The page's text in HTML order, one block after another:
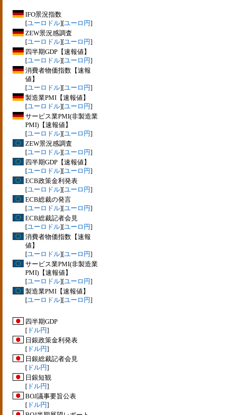
IFO景況指数
[ユーロドル][ユーロ円]
ZEW景況感調査
[ユーロドル][ユーロ円]
四半期GDP【速報値】
[ユーロドル][ユーロ円]
消費者物価指数【速報
値】
[ユーロドル][ユーロ円]
製造業PMI【速報値】
[ユーロドル][ユーロ円]
サービス業PMI(非製造業
PMI)【速報値】
[ユーロドル][ユーロ円]
ZEW景況感調査
[ユーロドル][ユーロ円]
四半期GDP【速報値】
[ユーロドル][ユーロ円]
ECB政策金利発表
[ユーロドル][ユーロ円]
ECB総裁の発言
[ユーロドル][ユーロ円]
ECB総裁記者会見
[ユーロドル][ユーロ円]
消費者物価指数【速報
値】
[ユーロドル][ユーロ円]
サービス業PMI(非製造業
PMI)【速報値】
[ユーロドル][ユーロ円]
製造業PMI【速報値】
[ユーロドル][ユーロ円]
四半期GDP
[ ドル円]
日銀政策金利発表
[ ドル円]
日銀総裁記者会見
[ ドル円]
日銀短観
[ ドル円]
BOJ議事要旨公表
[ ドル円]